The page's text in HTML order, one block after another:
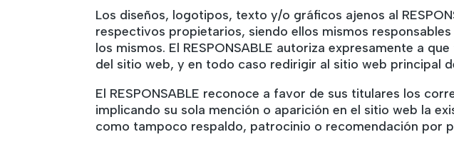
Los diseños, logotipos, texto y/o gráficos ajenos al
respectivos propietarios, siendo ellos mismos
los mismos. El RESPONSABLE autoriza expresamente a
del sitio web, y en todo caso redirigir al sitio web principal
El RESPONSABLE reconoce a favor de sus titulares los
implicando su sola mención o aparición en el sitio web la
como tampoco respaldo, patrocinio o recomendación por